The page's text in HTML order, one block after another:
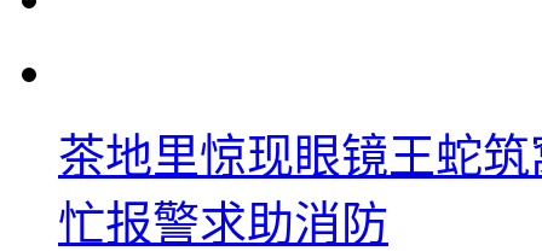
茶地里惊现眼镜王蛇
忙报警求助消防